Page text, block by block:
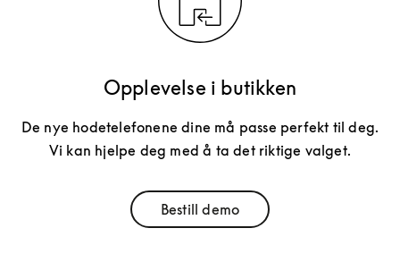
Opplevelse i butikken
De nye hodetelefonene dine må passe perfekt til deg.
Vi kan hjelpe deg med å ta det riktige valget.
Bestill demoLink Opens in New Tab